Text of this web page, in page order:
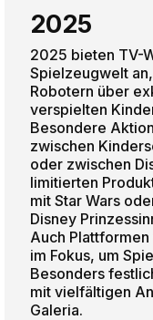
2025
2025 bieten TV-
Spielzeugwelt
Robotern über
verspielten
Besondere
zwischen
oder zwischen
limitierten
mit Star Wars
Disney
Auch
im Fokus, um
Besonders
mit vielfältigen
Galeria.